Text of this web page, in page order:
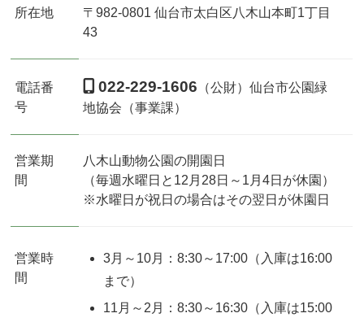
所在地
〒982-0801 仙台市太白区八木山本町1丁目
43
電話番
号
022-229-1606 （公財）仙台市公園緑
地協会（事業課）
営業期
間
八木山動物公園の開園日
（毎週水曜日と12月28日～1月4日が休園）
※水曜日が祝日の場合はその翌日が休園日
営業時
間
3月～10月：8:30～17:00（入庫は16:00
まで）
11月～2月：8:30～16:30（入庫は15:00